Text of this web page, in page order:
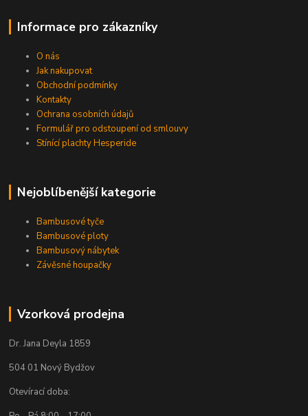
Informace pro zákazníky
O nás
Jak nakupovat
Obchodní podmínky
Kontakty
Ochrana osobních údajů
Formulář pro odstoupení od smlouvy
Stínící plachty Hesperide
Nejoblíbenější kategorie
Bambusové tyče
Bambusové ploty
Bambusový nábytek
Závěsné houpačky
Vzorková prodejna
Dr. Jana Deyla 1859
504 01 Nový Bydžov
Otevírací doba: